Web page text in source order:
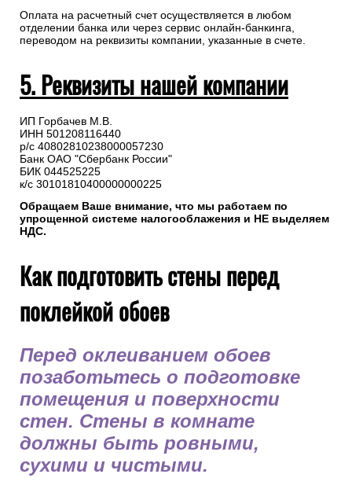
Оплата на расчетный счет осуществляется в любом
отделении банка или через сервис онлайн-банкинга,
переводом на реквизиты компании, указанные в счете.
5. Реквизиты нашей компании
ИП Горбачев М.В.
ИНН 501208116440
р/с 40802810238000057230
Банк ОАО "Сбербанк России"
БИК 044525225
к/с 30101810400000000225
Обращаем Ваше внимание, что мы работаем по
упрощенной системе налогооблажения и НЕ выделяем
НДС.
Как подготовить стены перед
поклейкой обоев
Перед оклеиванием обоев
позаботьтесь о подготовке
помещения и поверхности
стен. Стены в комнате
должны быть ровными,
сухими и чистыми.